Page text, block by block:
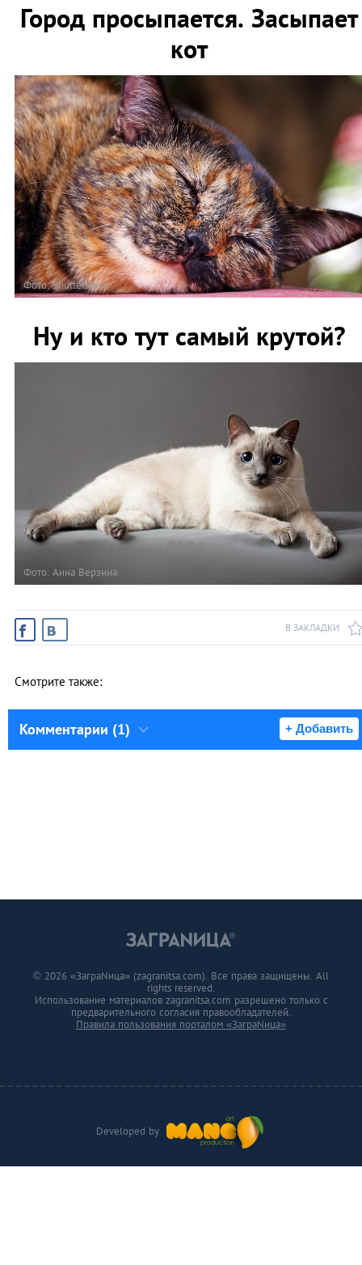
Город просыпается. Засыпает
кот
Фото: Shutterstock
Ну и кто тут самый крутой?
Фото: Анна Верзина
В ЗАКЛАДКИ
Смотрите также:
Комментарии (1) + Добавить
Developed by
© 2026 «ЗаграNица» (zagranitsa.com). Все права защищены. All
rights reserved.
Использование материалов zagranitsa.com разрешено только с
предварительного согласия правообладателей.
Правила пользования порталом «ЗаграNица»